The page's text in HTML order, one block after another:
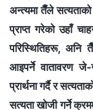
अन्त्यमा तैँले
प्राप्त गरेको उहाँ
परिस्‍थितिहरू,
आइपर्ने वातावरण
प्रार्थना गर्दै र
सत्यता खोजी गर्ने